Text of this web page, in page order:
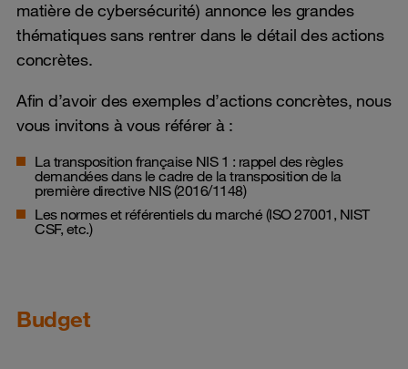
matière de cybersécurité) annonce les grandes
thématiques sans rentrer dans le détail des actions
concrètes.
Afin d’avoir des exemples d’actions concrètes, nous
vous invitons à vous référer à :
La transposition française NIS 1 : rappel des règles
demandées dans le cadre de la transposition de la
première directive NIS (2016/1148)
Les normes et référentiels du marché (ISO 27001, NIST
CSF, etc.)
Budget